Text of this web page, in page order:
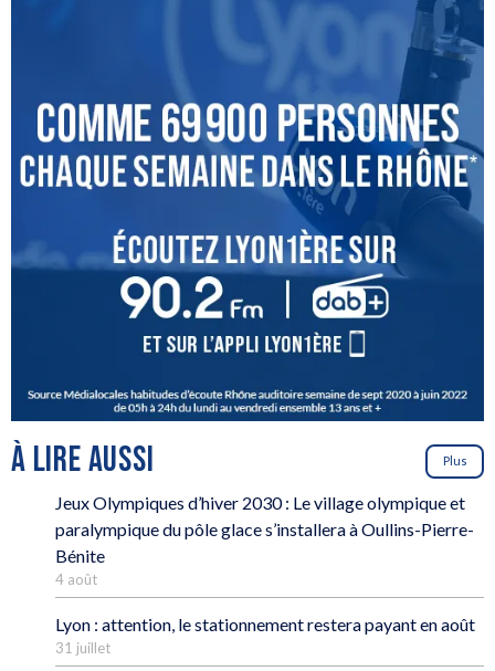
À LIRE AUSSI Plus
Jeux Olympiques d’hiver 2030 : Le village olympique et
paralympique du pôle glace s’installera à Oullins-Pierre-
Bénite
4 août
Lyon : attention, le stationnement restera payant en août
31 juillet